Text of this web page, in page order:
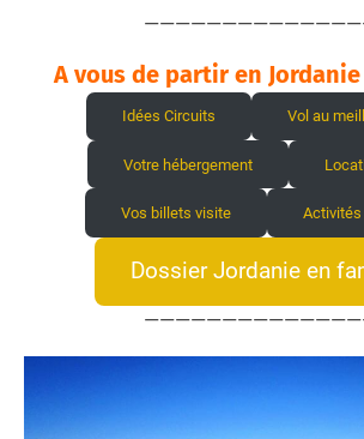
A vous de partir en
Idées Circuits Vol au
Votre hébergement
Vos billets visite Activités
Dossier Jordanie en